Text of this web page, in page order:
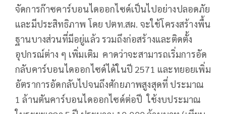
จัดการก๊าซคาร์บอนไดออกไซด์เป็นไปอย่างปลอดภัย
และมีประสิทธิภาพ โดย ปตท.สผ. จะใช้โครงสร้างพื้น
ฐานบางส่วนที่มีอยู่แล้ว รวมถึงก่อสร้างและติดตั้ง
อุปกรณ์ต่าง ๆ เพิ่มเติม คาดว่าจะสามารถเริ่มการอัด
กลับคาร์บอนไดออกไซด์ได้ในปี 2571 และทยอยเพิ่ม
อัตราการอัดกลับไปจนถึงศักยภาพสูงสุดที่ ประมาณ
1 ล้านตันคาร์บอนไดออกไซด์ต่อปี ใช้งบประมาณ